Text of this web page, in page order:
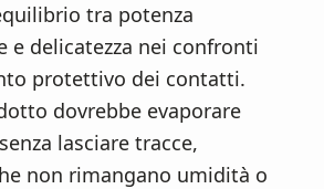
tra potenza
e delicatezza nei confronti
protettivo dei contatti.
dovrebbe evaporare
lasciare tracce,
non rimangano umidità o